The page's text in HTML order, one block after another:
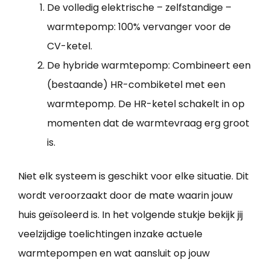
De volledig elektrische – zelfstandige –
warmtepomp: 100% vervanger voor de
CV-ketel.
De hybride warmtepomp: Combineert een
(bestaande) HR-combiketel met een
warmtepomp. De HR-ketel schakelt in op
momenten dat de warmtevraag erg groot
is.
Niet elk systeem is geschikt voor elke situatie. Dit
wordt veroorzaakt door de mate waarin jouw
huis geïsoleerd is. In het volgende stukje bekijk jij
veelzijdige toelichtingen inzake actuele
warmtepompen en wat aansluit op jouw